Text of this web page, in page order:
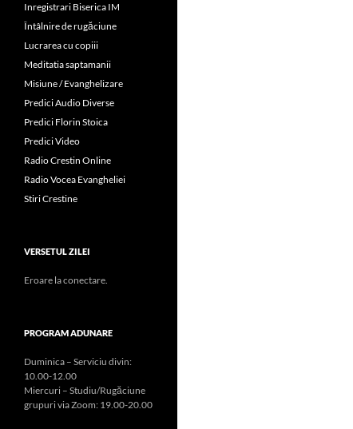
Inregistrari Biserica IM
Întâlnire de rugăciune
Lucrarea cu copiii
Meditatia saptamanii
Misiune / Evanghelizare
Predici Audio Diverse
Predici Florin Stoica
Predici Video
Radio Crestin Online
Radio Vocea Evangheliei
Stiri Crestine
VERSETUL ZILEI
Eroare la conectare.
PROGRAM ADUNARE
Duminica – Serviciu divin:
10.00-12.00
Miercuri – Studiu/Rugăciune
grupuri via Zoom: 19.00-20.00